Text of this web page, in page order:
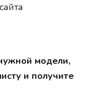
модели,
и получите